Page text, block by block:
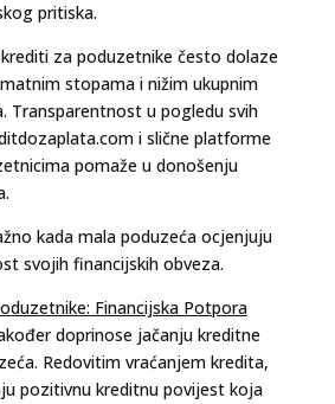
pritiska.
za poduzetnike često dolaze
stopama i nižim ukupnim
Transparentnost u pogledu svih
i slične platforme
pomaže u donošenju
kada mala poduzeća ocjenjuju
svojih financijskih obveza.
Financijska Potpora
doprinose jačanju kreditne
Redovitim vraćanjem kredita,
pozitivnu kreditnu povijest koja